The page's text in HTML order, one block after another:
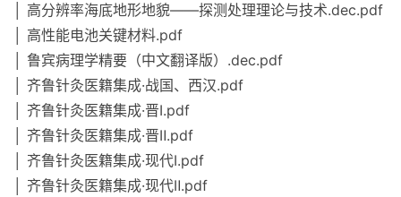
│ 高分辨率海底地形地貌——探测处理理论与技术.dec.pdf
│ 高性能电池关键材料.pdf
│ 鲁宾病理学精要（中文翻译版）.dec.pdf
│ 齐鲁针灸医籍集成·战国、西汉.pdf
│ 齐鲁针灸医籍集成·晋Ⅰ.pdf
│ 齐鲁针灸医籍集成·晋Ⅱ.pdf
│ 齐鲁针灸医籍集成·现代Ⅰ.pdf
│ 齐鲁针灸医籍集成·现代Ⅱ.pdf